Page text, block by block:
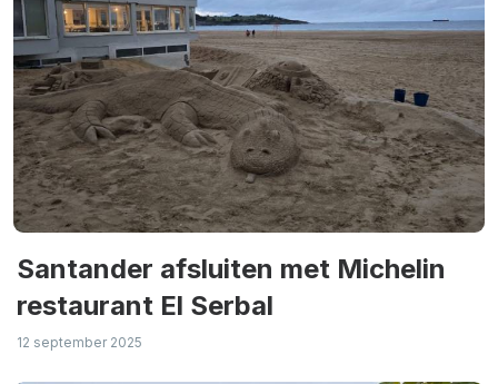
Santander afsluiten met Michelin
restaurant El Serbal
12 september 2025